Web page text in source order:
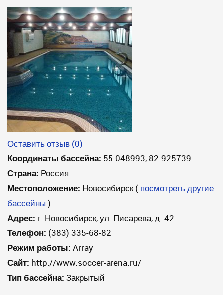
Оставить отзыв (0)
Координаты бассейна: 55.048993, 82.925739
Страна: Россия
Местоположение: Новосибирск( посмотреть другие
бассейны )
Адрес: г. Новосибирск, ул. Писарева, д. 42
Телефон: (383) 335-68-82
Режим работы: Array
Сайт: http://www.soccer-arena.ru/
Тип бассейна: Закрытый